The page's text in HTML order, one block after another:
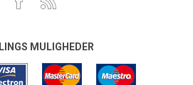
MULIGHEDER